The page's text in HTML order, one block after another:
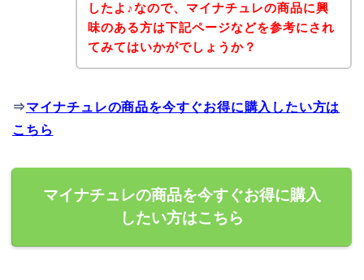
したよ♪なので、マイナチュレの商品に興
味のある方は下記ページなどを参考にされ
てみてはいかがでしょうか？
⇒マイナチュレの商品を今すぐお得に購入したい方は
こちら
マイナチュレの商品を今すぐお得に購入
したい方はこちら